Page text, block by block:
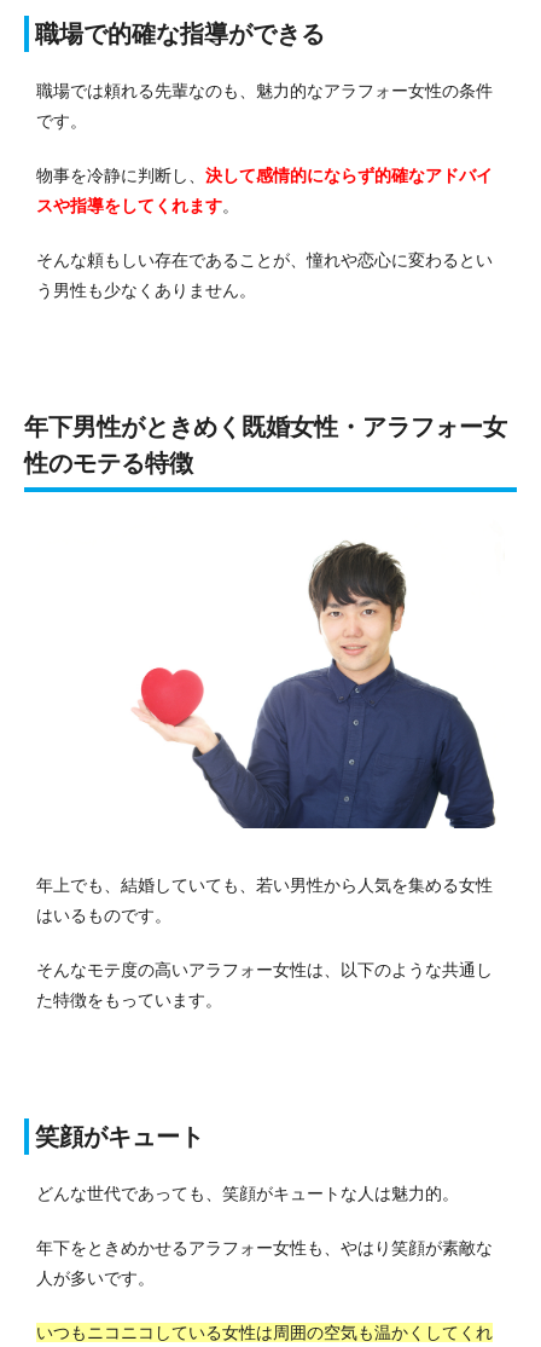
職場で的確な指導ができる
職場では頼れる先輩なのも、魅力的なアラフォー女性の条件
です。
物事を冷静に判断し、 決して感情的にならず的確なアドバイ
スや指導をしてくれます。
そんな頼もしい存在であることが、憧れや恋心に変わるとい
う男性も少なくありません。
年下男性がときめく既婚女性・アラフォー女
性のモテる特徴
年上でも、結婚していても、若い男性から人気を集める女性
はいるものです。
そんなモテ度の高いアラフォー女性は、以下のような共通し
た特徴をもっています。
笑顔がキュート
どんな世代であっても、笑顔がキュートな人は魅力的。
年下をときめかせるアラフォー女性も、やはり笑顔が素敵な
人が多いです。
いつもニコニコしている女性は周囲の空気も温かくしてくれ